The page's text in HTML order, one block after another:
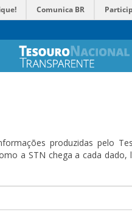
Comunica BR
produzidas pelo
a STN chega a cada